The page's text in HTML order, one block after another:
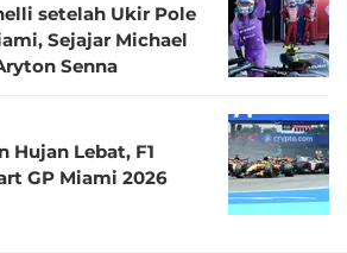
setelah Ukir Pole
Sejajar Michael
Senna
Hujan Lebat, F1
GP Miami 2026